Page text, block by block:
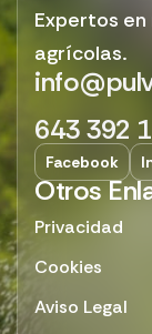
Expertos
agrícolas.
643 392
Facebook
Otros
Privacidad
Cookies
Aviso Legal